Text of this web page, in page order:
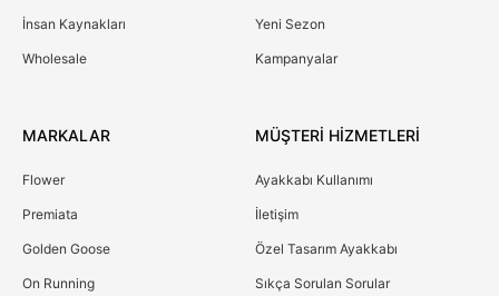
İnsan Kaynakları
Wholesale
Yeni Sezon
Kampanyalar
MARKALAR
Flower
Premiata
Golden Goose
On Running
MÜŞTERİ HİZMETLERİ
Ayakkabı Kullanımı
İletişim
Özel Tasarım Ayakkabı
Sıkça Sorulan Sorular